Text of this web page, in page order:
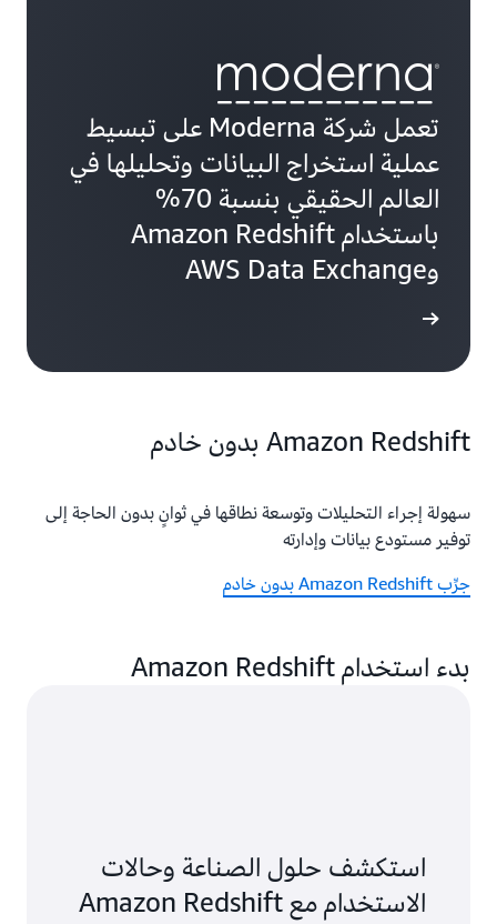
تعمل شركة Moderna على تبسيط
عملية استخراج البيانات وتحليلها في
العالم الحقيقي بنسبة 70%
باستخدام Amazon Redshift
وAWS Data Exchange
Amazon Redshift بدون خادم
سهولة إجراء التحليلات وتوسعة نطاقها في ثوانٍ بدون الحاجة إلى
توفير مستودع بيانات وإدارته
جرِّب Amazon Redshift بدون خادم
بدء استخدام Amazon Redshift
استكشف حلول الصناعة وحالات
الاستخدام مع Amazon Redshift